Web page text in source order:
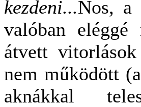
kezdeni...Nos, a
valóban eléggé
átvett vitorlások
nem működött
aknákkal